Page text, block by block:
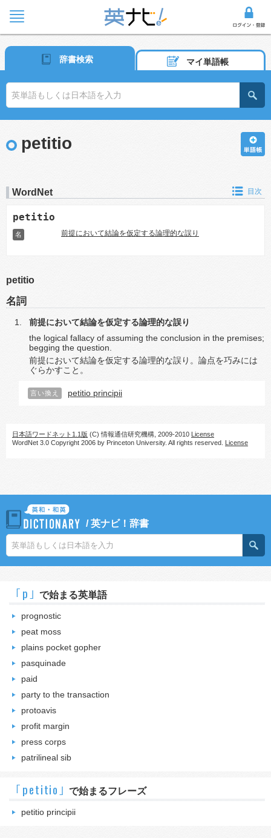
辞書検索 マイ単語帳
petitio
WordNet 目次
petitio
名 前提において結論を仮定する論理的な誤り
petitio
名詞
前提において結論を仮定する論理的な誤り
the logical fallacy of assuming the conclusion in the premises;
begging the question.
前提において結論を仮定する論理的な誤り。論点を巧みには
ぐらかすこと。
言い換え petitio principii
日本語ワードネット1.1版 (C) 情報通信研究機構, 2009-2010 License
WordNet 3.0 Copyright 2006 by Princeton University. All rights reserved. License
/英ナビ！辞書
｢p｣ で始まる英単語
prognostic
peat moss
plains pocket gopher
pasquinade
paid
party to the transaction
protoavis
profit margin
press corps
patrilineal sib
｢petitio｣ で始まるフレーズ
petitio principii